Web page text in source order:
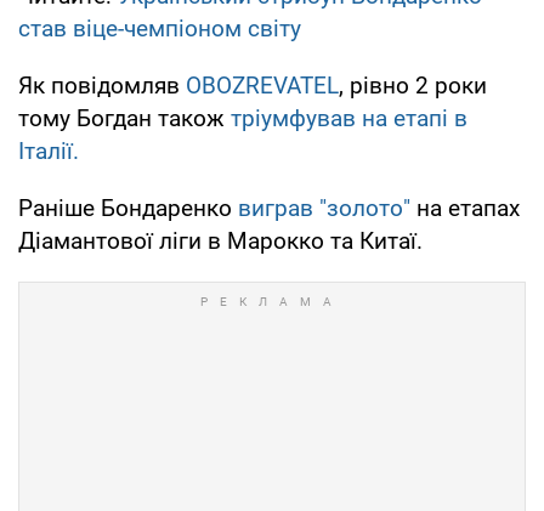
став віце-чемпіоном світу
Як повідомляв OBOZREVATEL, рівно 2 роки
тому Богдан також тріумфував на етапі в
Італії.
Раніше Бондаренко виграв "золото" на етапах
Діамантової ліги в Марокко та Китаї.